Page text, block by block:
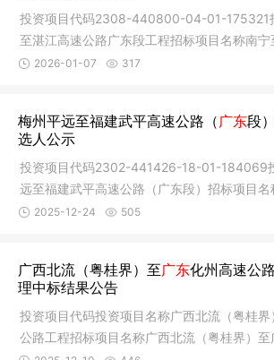
投资项目代码2308-440800-04-01-175321
至湛江高速公路广东段工程招标项目名称南
东段通信管线
2026-01-07 317
梅州平远至福建武平高速公路（广东段
选人公示
投资项目代码2302-441426-18-01-184069
远至福建武平高速公路（广东段）招标项目
武平高速公
2025-12-24 505
广西北流（粤桂界）至广东化州高速公
理中标结果公告
投资项目代码投资项目名称广西北流（粤桂
公路工程招标项目名称广西北流（粤桂界）